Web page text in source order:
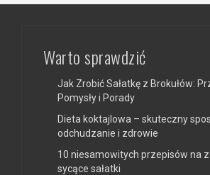
Warto sprawdzić
Jak Zrobić Sałatkę z Brokułów:
Pomysły i Porady
Dieta koktajlowa – skuteczny
odchudzanie i zdrowie
10 niesamowitych przepisów na
sycące sałatki